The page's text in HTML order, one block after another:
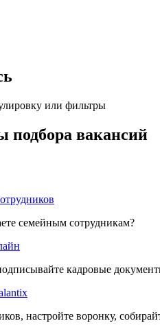
или фильтры
вакансий
семейным сотрудникам?
кадровые
настройте воронку,